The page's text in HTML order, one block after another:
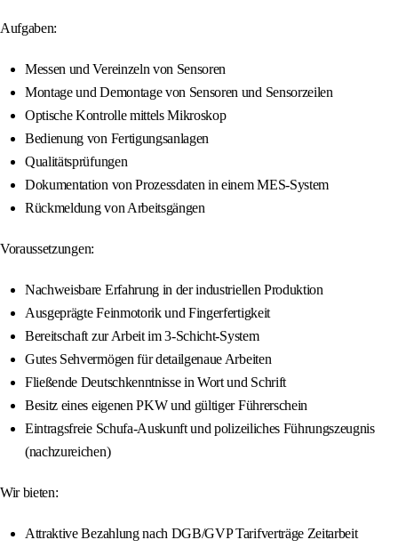
Aufgaben:
Messen und Vereinzeln von Sensoren
Montage und Demontage von Sensoren und Sensorzeilen
Optische Kontrolle mittels Mikroskop
Bedienung von Fertigungsanlagen
Qualitätsprüfungen
Dokumentation von Prozessdaten in einem MES-System
Rückmeldung von Arbeitsgängen
Voraussetzungen:
Nachweisbare Erfahrung in der industriellen Produktion
Ausgeprägte Feinmotorik und Fingerfertigkeit
Bereitschaft zur Arbeit im 3-Schicht-System
Gutes Sehvermögen für detailgenaue Arbeiten
Fließende Deutschkenntnisse in Wort und Schrift
Besitz eines eigenen PKW und gültiger Führerschein
Eintragsfreie Schufa-Auskunft und polizeiliches Führungszeugnis
(nachzureichen)
Wir bieten:
Attraktive Bezahlung nach DGB/GVP Tarifverträge Zeitarbeit